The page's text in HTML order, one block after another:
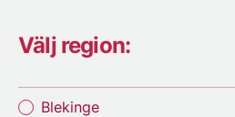
Välj region:
Blekinge